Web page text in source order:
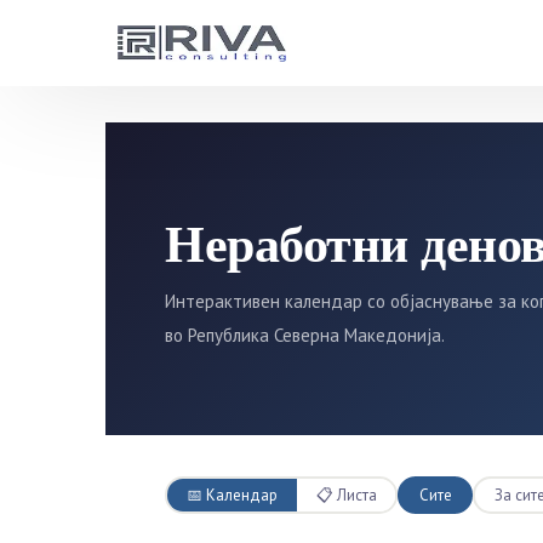
Неработни
Интерактивен календар со објаснување за
во Република Северна Македонија.
📅 Календар 📋 Листа Сите За